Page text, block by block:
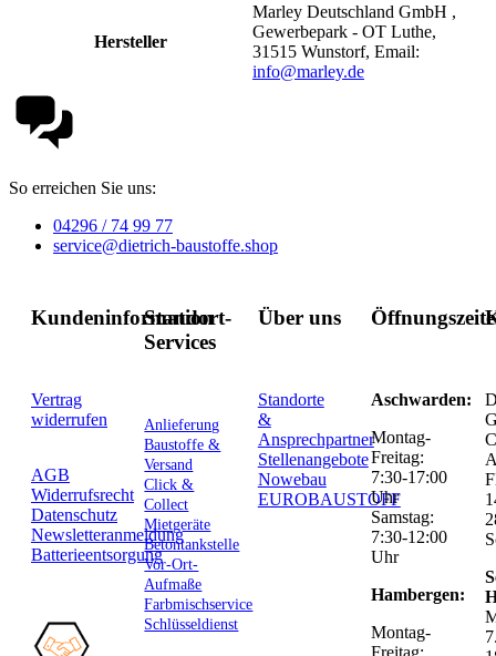
Hersteller
Marley Deutschland GmbH ,
Gewerbepark - OT Luthe,
31515 Wunstorf, Email:
info@marley.de
So erreichen Sie uns:
04296 / 74 99 77
service@dietrich-baustoffe.shop
Kundeninformation
Vertrag
widerrufen
AGB
Widerrufsrecht
Datenschutz
Newsletteranmeldung
Batterieentsorgung
Standort-
Services
Anlieferung
Baustoffe &
Versand
Click &
Collect
Mietgeräte
Betontankstelle
Vor-Ort-
Aufmaße
Farbmischservice
Schlüsseldienst
Über uns
Standorte
&
Ansprechpartner
Stellenangebote
Nowebau
EUROBAUSTOFF
Aschwarden:
Montag-
Freitag:
7:30-17:00
Uhr
Samstag:
7:30-12:00
Uhr
Hambergen:
Montag-